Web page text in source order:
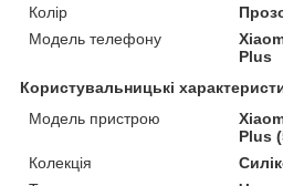
Колір
Модель телефону
Plus
Користувальницькі
Модель пристрою
Plus
Колекція